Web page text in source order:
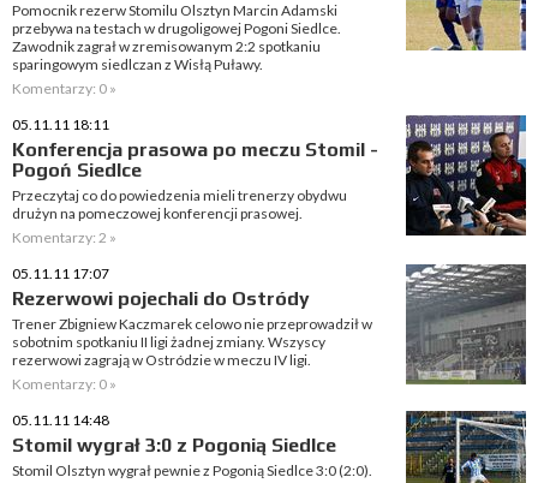
Pomocnik rezerw Stomilu Olsztyn Marcin Adamski
przebywa na testach w drugoligowej Pogoni Siedlce.
Zawodnik zagrał w zremisowanym 2:2 spotkaniu
sparingowym siedlczan z Wisłą Puławy.
Komentarzy: 0 »
05.11.11 18:11
Konferencja prasowa po meczu Stomil -
Pogoń Siedlce
Przeczytaj co do powiedzenia mieli trenerzy obydwu
drużyn na pomeczowej konferencji prasowej.
Komentarzy: 2 »
05.11.11 17:07
Rezerwowi pojechali do Ostródy
Trener Zbigniew Kaczmarek celowo nie przeprowadził w
sobotnim spotkaniu II ligi żadnej zmiany. Wszyscy
rezerwowi zagrają w Ostródzie w meczu IV ligi.
Komentarzy: 0 »
05.11.11 14:48
Stomil wygrał 3:0 z Pogonią Siedlce
Stomil Olsztyn wygrał pewnie z Pogonią Siedlce 3:0 (2:0).